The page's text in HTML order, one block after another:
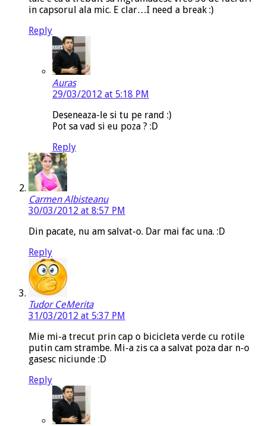
in capsorul ala mic. E clar…I need a break :)
Reply
Auras
29/03/2012 at 5:18 PM
Deseneaza-le si tu pe rand :)
Pot sa vad si eu poza ? :D
Reply
Carmen Albisteanu
30/03/2012 at 8:57 PM
Din pacate, nu am salvat-o. Dar mai fac una. :D
Reply
Tudor CeMerita
31/03/2012 at 5:37 PM
Mie mi-a trecut prin cap o bicicleta verde cu rotile
putin cam strambe. Mi-a zis ca a salvat poza dar n-o
gasesc niciunde :D
Reply